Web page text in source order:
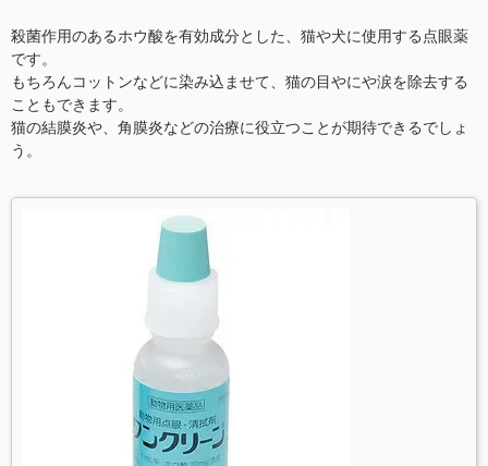
殺菌作用のあるホウ酸を有効成分とした、猫や犬に使用する点眼薬
です。
もちろんコットンなどに染み込ませて、猫の目やにや涙を除去する
こともできます。
猫の結膜炎や、角膜炎などの治療に役立つことが期待できるでしょ
う。